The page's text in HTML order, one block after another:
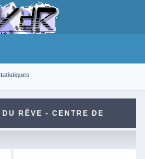
DU RÊVE - CENTRE DE